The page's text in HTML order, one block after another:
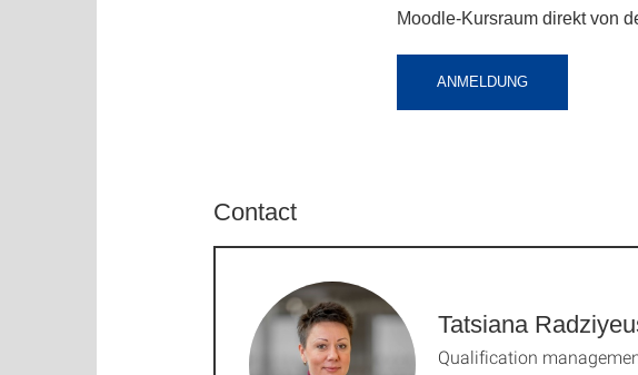
Moodle-Kursraum direkt von
ANMELDUNG
Contact
Tatsiana
Qualification